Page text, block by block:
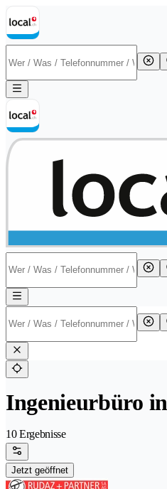
Ingenieurbüro
10 Ergebnisse
Jetzt geöffnet